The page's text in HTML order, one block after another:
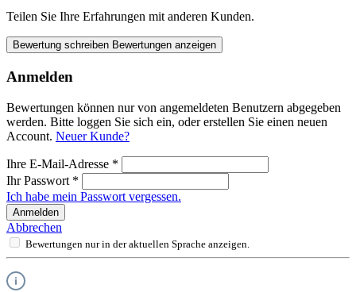
Teilen Sie Ihre Erfahrungen mit anderen Kunden.
Bewertung schreiben Bewertungen anzeigen
Anmelden
Bewertungen können nur von angemeldeten Benutzern abgegeben
werden. Bitte loggen Sie sich ein, oder erstellen Sie einen neuen
Account. Neuer Kunde?
Ihre E-Mail-Adresse *
Ihr Passwort *
Ich habe mein Passwort vergessen.
Anmelden
Abbrechen
Bewertungen nur in der aktuellen Sprache anzeigen.